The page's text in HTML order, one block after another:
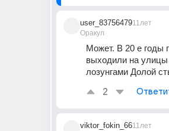
user_83756479
Оракул
11лет
Может. В 20 е годы
выходили на
лозунгами Долой
2
viktor_fokin_6611лет